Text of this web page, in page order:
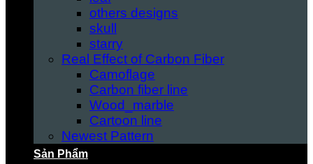
others designs
skull
starry
Real Effect of Carbon Fiber
Camoflage
Carbon fiber line
Wood_marble
Cartoon line
Newest Pattern
Sản Phẩm